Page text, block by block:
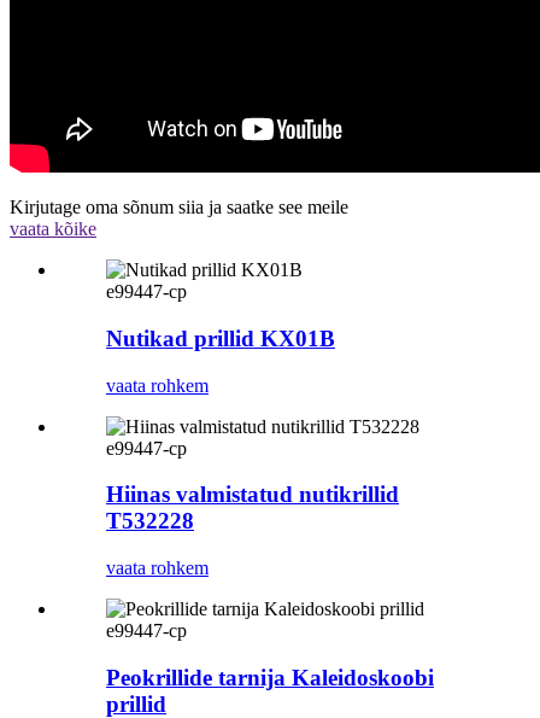
Kirjutage oma sõnum siia ja saatke see meile
vaata kõike
e99447-cp
Nutikad prillid KX01B
vaata rohkem
e99447-cp
Hiinas valmistatud nutikrillid
T532228
vaata rohkem
e99447-cp
Peokrillide tarnija Kaleidoskoobi
prillid